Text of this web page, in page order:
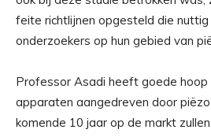
feite richtlijnen opgesteld die
onderzoekers op hun gebied van
Professor Asadi heeft goede hoop
apparaten aangedreven door
komende 10 jaar op de markt